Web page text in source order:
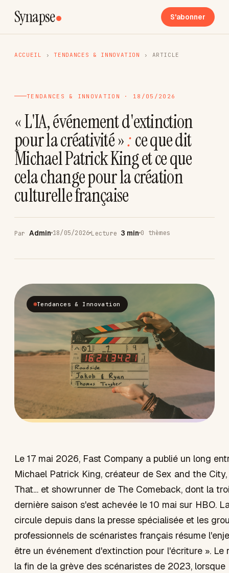
Synapse S'abonner
ACCUEIL › TENDANCES & INNOVATION › ARTICLE
TENDANCES & INNOVATION · 18/05/2026
« L'IA, événement d'extinction
pour la créativité »:ce que dit
Michael Patrick King et ce que
cela change pour la création
culturelle française
Par Admin 18/05/2026 Lecture 3 min 0 thèmes
Tendances & Innovation
Le 17 mai 2026, Fast Company a publié un long
Michael Patrick King, créateur de Sex and the
That… et showrunner de The Comeback, dont la
dernière saison s'est achevée le 10 mai sur HBO.
circule depuis dans la presse spécialisée et les
professionnels de scénaristes français résume
être un événement d'extinction pour l'écriture ». Le
la fin de la grève des scénaristes de 2023, lorsque